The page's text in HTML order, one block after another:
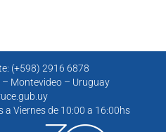
(+598) 2916 6878
Montevideo – Uruguay
a Viernes de 10:00 a 16:00hs